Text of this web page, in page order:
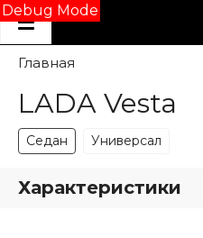
Debug Mode
Главная
LADA Vesta
Седан Универсал
Характеристики